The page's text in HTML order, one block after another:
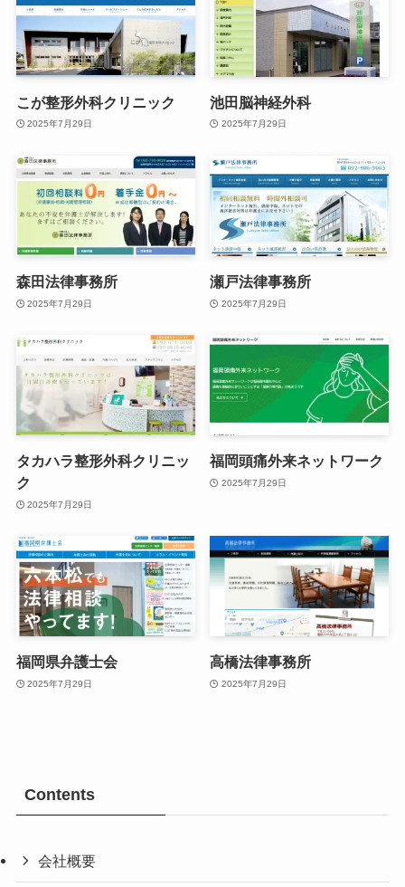
こが整形外科クリニック
2025年7月29日
池田脳神経外科
2025年7月29日
森田法律事務所
2025年7月29日
瀬戸法律事務所
2025年7月29日
タカハラ整形外科クリニッ
ク
2025年7月29日
福岡頭痛外来ネットワーク
2025年7月29日
福岡県弁護士会
2025年7月29日
高橋法律事務所
2025年7月29日
Contents
会社概要